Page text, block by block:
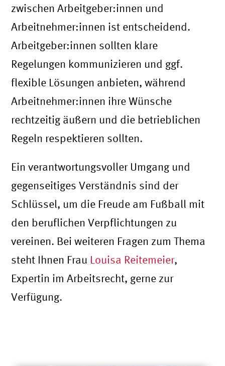
zwischen Arbeitgeber:innen und
Arbeitnehmer:innen ist entscheidend.
Arbeitgeber:innen sollten klare
Regelungen kommunizieren und ggf.
flexible Lösungen anbieten, während
Arbeitnehmer:innen ihre Wünsche
rechtzeitig äußern und die betrieblichen
Regeln respektieren sollten.
Ein verantwortungsvoller Umgang und
gegenseitiges Verständnis sind der
Schlüssel, um die Freude am Fußball mit
den beruflichen Verpflichtungen zu
vereinen. Bei weiteren Fragen zum Thema
steht Ihnen Frau Louisa Reitemeier,
Expertin im Arbeitsrecht, gerne zur
Verfügung.